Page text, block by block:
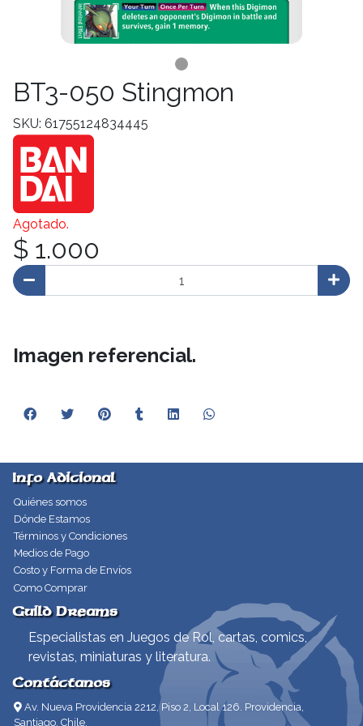
BT3-050 Stingmon
SKU: 61755124834445
Agotado.
$ 1.000
Imagen referencial.
Info Adicional
Quiénes somos
Dónde Estamos
Términos y Condiciones
Medios de Pago
Costo y Forma de Envíos
Como Comprar
Guild Dreams
Especialistas en Juegos de Rol, cartas, comics,
revistas, miniaturas y literatura.
Contáctanos
Av. Nueva Providencia 2212, Piso 2, Local 126. Providencia,
Santiago, Chile.